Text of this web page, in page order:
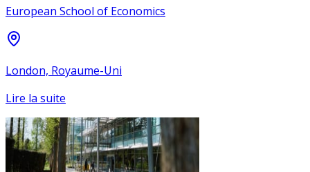
European School of Economics
London, Royaume-Uni
Lire la suite